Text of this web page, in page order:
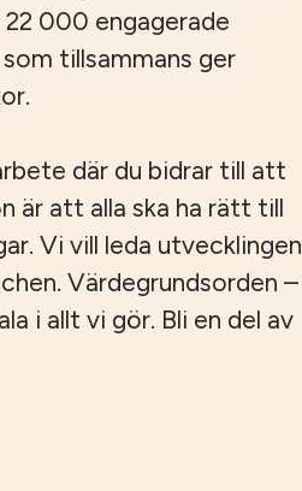
000 engagerade
tillsammans ger
där du bidrar till att
är att alla ska ha rätt till
Vi vill leda utvecklingen
Värdegrundsorden –
i allt vi gör. Bli en del av